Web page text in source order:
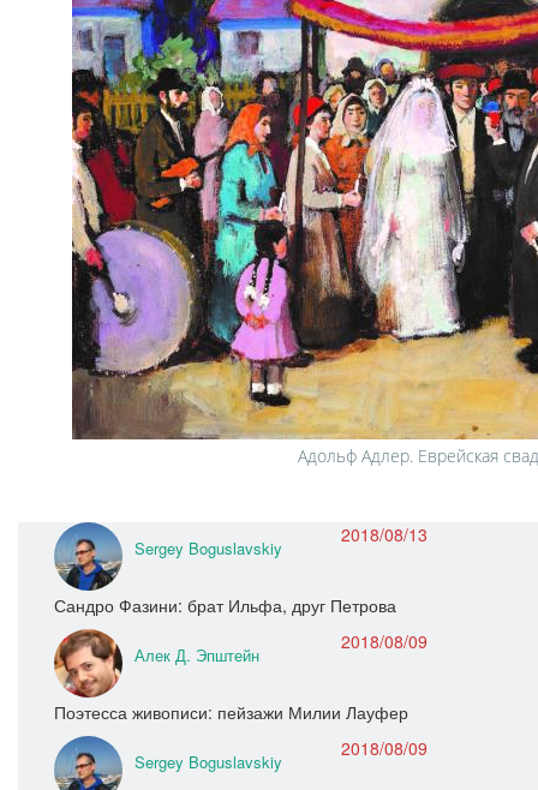
Адольф Адлер. Еврейская
Sergey Boguslavskiy
2018/08/13
Сандро Фазини: брат Ильфа, друг Петрова
Алек Д. Эпштейн
2018/08/09
Поэтесса живописи: пейзажи Милии Лауфер
Sergey Boguslavskiy
2018/08/09